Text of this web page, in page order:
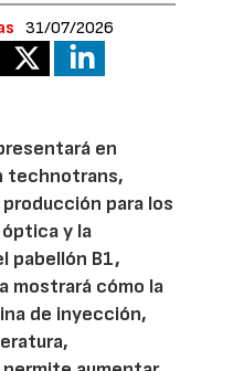
31/07/2026
en
technotrans,
para los
y la
pabellón B1,
mostrará cómo la
de inyección,